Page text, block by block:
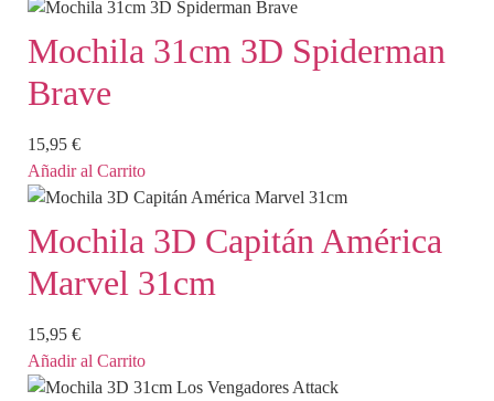
Mochila 31cm 3D Spiderman
Brave
15,95 €
Añadir al Carrito
Mochila 3D Capitán América
Marvel 31cm
15,95 €
Añadir al Carrito